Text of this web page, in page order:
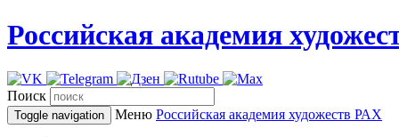
Российская академия
Поиск
Toggle navigation Меню Российская академия художеств РАХ